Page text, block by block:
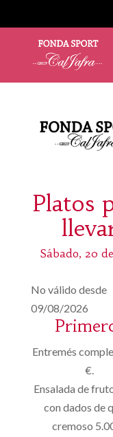
Platos
Sábado, 20
No válido desde
09/08/2026
Entremés
€.
Ensalada de
con dados de
cremoso